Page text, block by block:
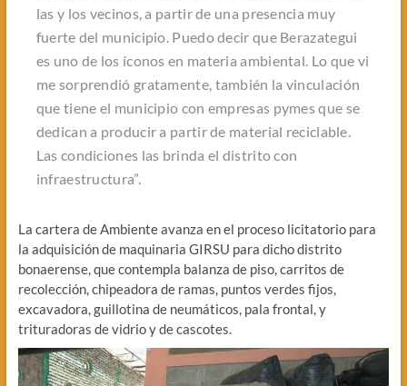
las y los vecinos, a partir de una presencia muy
fuerte del municipio. Puedo decir que Berazategui
es uno de los íconos en materia ambiental. Lo que vi
me sorprendió gratamente, también la vinculación
que tiene el municipio con empresas pymes que se
dedican a producir a partir de material reciclable.
Las condiciones las brinda el distrito con
infraestructura”.
La cartera de Ambiente avanza en el proceso licitatorio para
la adquisición de maquinaria GIRSU para dicho distrito
bonaerense, que contempla balanza de piso, carritos de
recolección, chipeadora de ramas, puntos verdes fijos,
excavadora, guillotina de neumáticos, pala frontal, y
trituradoras de vidrio y de cascotes.